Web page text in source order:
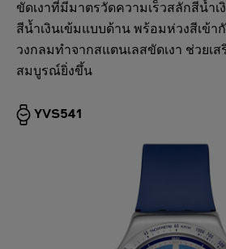
ขัดเงาที่มีมาตรวัดความเร็วสลักสีน้ำเ
สีน้ำเงินเข้มแบบด้าน พร้อมห่วงสีเข้า
วงกลมทำจากสแตนเลสขัดเงา ช่วยเ
สมบูรณ์ยิ่งขึ้น
YVS541